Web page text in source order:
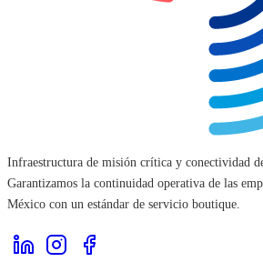
Infraestructura de misión crítica y conectividad
Garantizamos la continuidad operativa de las
México con un estándar de servicio boutique.